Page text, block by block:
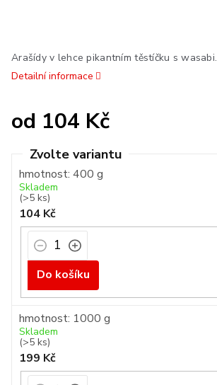
Arašídy v lehce pikantním těstíčku s wasabi.
Detailní informace
od 104 Kč
cena:
hmotnost: 400 g
Skladem
(>5 ks)
104 Kč
Do košíku
hmotnost: 1000 g
Skladem
(>5 ks)
199 Kč